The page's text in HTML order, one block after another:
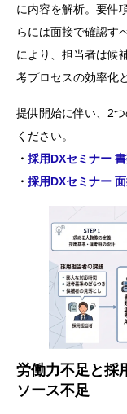
に内容を解析。要件
らには面接で確認す
により、担当者は候
考プロセスの効率化
提供開始に伴い、2
ください。
・ 採用DXセミナー
・ 採用DXセミナー
労働力不足と採
ソース不足